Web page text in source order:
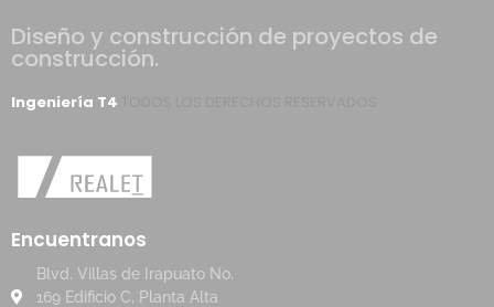
Diseño y construcción de proyectos de
construcción.
Ingeniería T4
Encuentranos
Blvd. Villas de Irapuato No.
169 Edificio C, Planta Alta